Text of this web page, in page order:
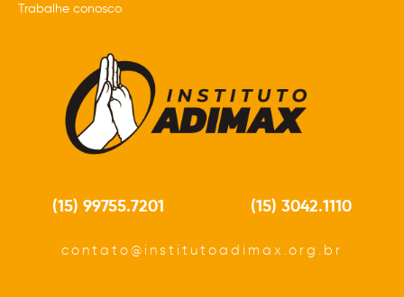
Trabalhe conosco
(15) 99755.7201 (15) 3042.1110
contato@institutoadimax.org.br